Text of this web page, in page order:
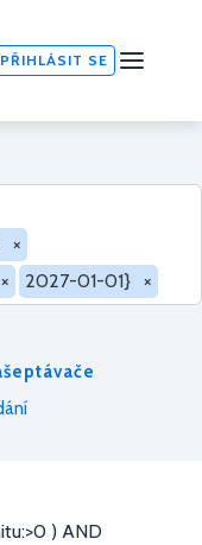
PŘIHLÁSIT SE
×
× 2027-01-01} ×
) AND